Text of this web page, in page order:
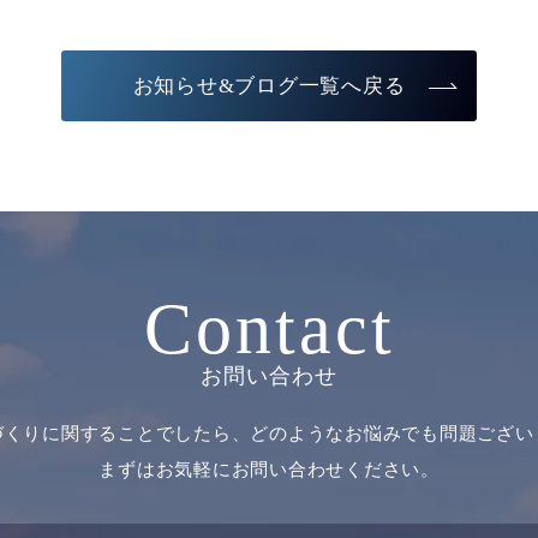
お知らせ&ブログ一覧へ戻る
Contact
お問い合わせ
りに関することでしたら、どのようなお悩みでも問題ござ
まずはお気軽にお問い合わせください。